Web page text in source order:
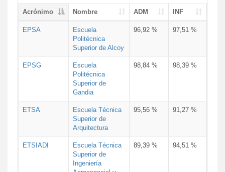
Acrónimo Nombre ADM INF
EPSA
Escuela
Politécnica
Superior de Alcoy
96,92 % 97,51 %
EPSG
Escuela
Politécnica
Superior de
Gandia
98,84 % 98,39 %
ETSA
Escuela Técnica
Superior de
Arquitectura
95,56 % 91,27 %
ETSIADI
Escuela Técnica
Superior de
Ingeniería
89,39 % 94,51 %